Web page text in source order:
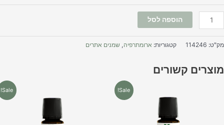
הוספה לסל
114246 קטגוריות:ארומתרפיה,שמנים אתרים
קשורים
Sale!
זה
מספר
Sale!
זה
מספר